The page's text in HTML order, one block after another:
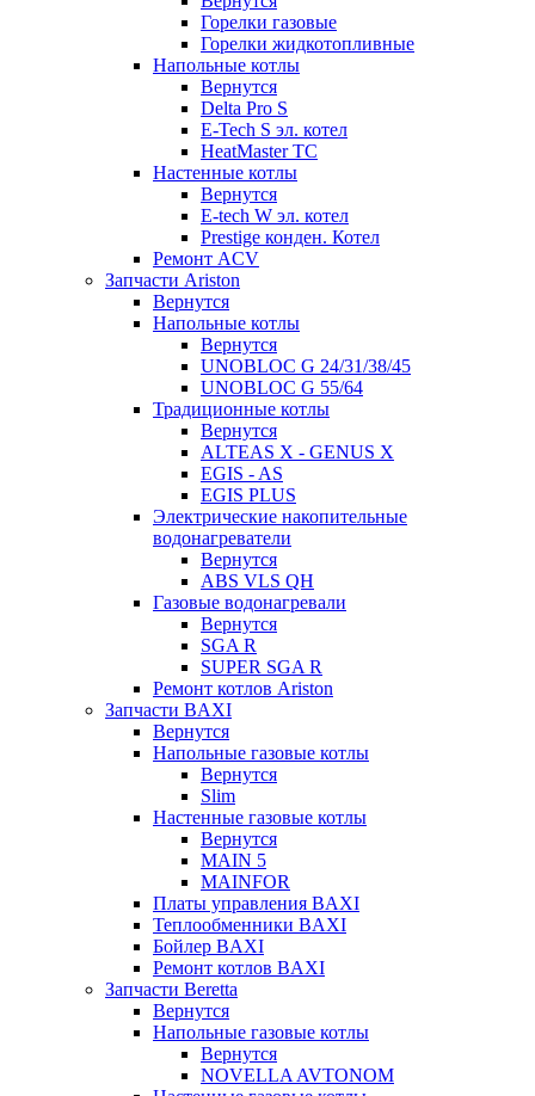
Горелки газовые
Горелки жидкотопливные
Напольные котлы
Вернутся
Delta Pro S
E-Tech S эл. котел
HeatMaster TC
Настенные котлы
Вернутся
E-tech W эл. котел
Prestige конден. Котел
Ремонт ACV
Запчасти Ariston
Вернутся
Напольные котлы
Вернутся
UNOBLOC G 24/31/38/45
UNOBLOC G 55/64
Традиционные котлы
Вернутся
ALTEAS X - GENUS X
EGIS - AS
EGIS PLUS
Электрические накопительные
водонагреватели
Вернутся
ABS VLS QH
Газовые водонагревали
Вернутся
SGA R
SUPER SGA R
Ремонт котлов Ariston
Запчасти BAXI
Вернутся
Напольные газовые котлы
Вернутся
Slim
Настенные газовые котлы
Вернутся
MAIN 5
MAINFOR
Платы управления BAXI
Теплообменники BAXI
Бойлер BAXI
Ремонт котлов BAXI
Запчасти Beretta
Вернутся
Напольные газовые котлы
Вернутся
NOVELLA AVTONOM